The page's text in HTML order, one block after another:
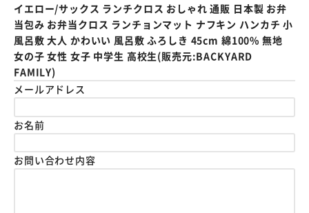
イエロー/サックス ランチクロス おしゃれ 通販 日本製 お弁
当包み お弁当クロス ランチョンマット ナフキン ハンカチ 小
風呂敷 大人 かわいい 風呂敷 ふろしき 45cm 綿100% 無地
女の子 女性 女子 中学生 高校生(販売元:BACKYARD
FAMILY)
メールアドレス
お名前
お問い合わせ内容